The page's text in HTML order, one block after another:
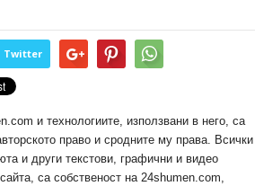
Twitter
и технологиите, използвани в него, са
право и сродните му права. Всички
и други текстови, графични и видео
са собственост на 24shumen.com,